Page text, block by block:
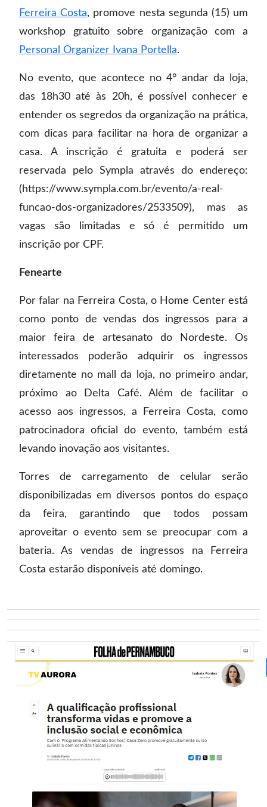
Ferreira Costa, promove nesta segunda (15) um
workshop gratuito sobre organização com a
Personal Organizer Ivana Portella.
No evento, que acontece no 4° andar da loja,
das 18h30 até às 20h, é possível conhecer e
entender os segredos da organização na prática,
com dicas para facilitar na hora de organizar a
casa. A inscrição é gratuita e poderá ser
reservada pelo Sympla através do endereço:
(https://www.sympla.com.br/evento/a-real-
funcao-dos-organizadores/2533509), mas as
vagas são limitadas e só é permitido um
inscrição por CPF.
Fenearte
Por falar na Ferreira Costa, o Home Center está
como ponto de vendas dos ingressos para a
maior feira de artesanato do Nordeste. Os
interessados poderão adquirir os ingressos
diretamente no mall da loja, no primeiro andar,
próximo ao Delta Café. Além de facilitar o
acesso aos ingressos, a Ferreira Costa, como
patrocinadora oficial do evento, também está
levando inovação aos visitantes.
Torres de carregamento de celular serão
disponibilizadas em diversos pontos do espaço
da feira, garantindo que todos possam
aproveitar o evento sem se preocupar com a
bateria. As vendas de ingressos na Ferreira
Costa estarão disponíveis até domingo.